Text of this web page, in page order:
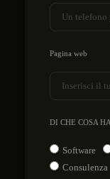
Pagina web
DI CHE COSA
Software
Consulenza